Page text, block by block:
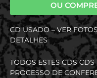
OU
CD USADO – VER
DETALHES
TODOS ESTES CDS
PROCESSO DE